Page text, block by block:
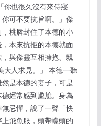
也很久沒有來侍寢
可不要抗旨啊。」傑
桃唇封住了本德的小
本來抗拒的本德就面
與傑靈互相擁抱、親
大人求見。」 本德一聽
是本德的妻子，可是
經常感到尷尬。身為
忌憚，說了一聲「快
飛魚服，頭帶幪頭的